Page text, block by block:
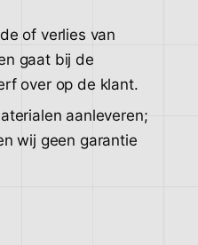
of verlies van
gaat bij de
over op de klant.
aanleveren;
wij geen garantie